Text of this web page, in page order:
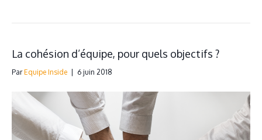
La cohésion d’équipe, pour quels objectifs ?
ParEquipe Inside 6 juin 2018